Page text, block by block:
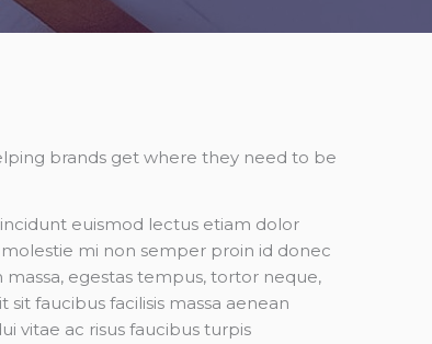
brands get where they need to be
euismod lectus etiam dolor
mi non semper proin id donec
massa, egestas tempus, tortor neque,
sit faucibus facilisis massa aenean
vitae ac risus faucibus turpis